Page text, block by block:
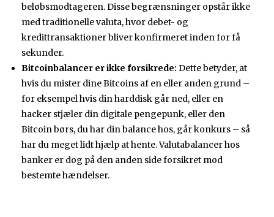
beløbsmodtageren. Disse begrænsninger opstår ikke
med traditionelle valuta, hvor debet- og
kredittransaktioner bliver konfirmeret inden for få
sekunder.
Bitcoinbalancer er ikke forsikrede: Dette betyder, at
hvis du mister dine Bitcoins af en eller anden grund –
for eksempel hvis din harddisk går ned, eller en
hacker stjæler din digitale pengepunk, eller den
Bitcoin børs, du har din balance hos, går konkurs – så
har du meget lidt hjælp at hente. Valutabalancer hos
banker er dog på den anden side forsikret mod
bestemte hændelser.